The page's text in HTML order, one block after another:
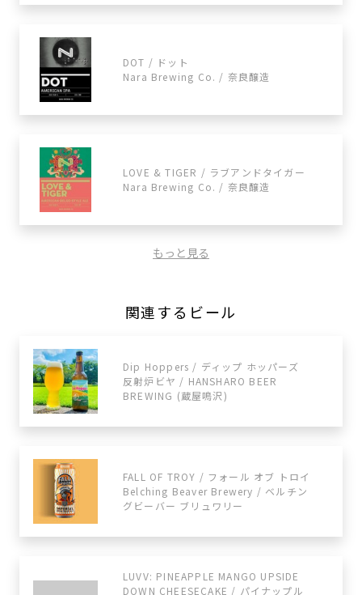
DOT / ドット
Nara Brewing Co. / 奈良醸造
LOVE & TIGER / ラブアンドタイガー
Nara Brewing Co. / 奈良醸造
もっと見る
関連するビール
Dip Hoppers / ディップ ホッパーズ
反射炉ビヤ / HANSHARO BEER
BREWING (蔵屋鳴沢)
FALL OF TROY / フォール オブ トロイ
Belching Beaver Brewery / ベルチン
グビーバー ブリュワリー
LUVV: PINEAPPLE MANGO UPSIDE
DOWN CHEESECAKE / パイナップル